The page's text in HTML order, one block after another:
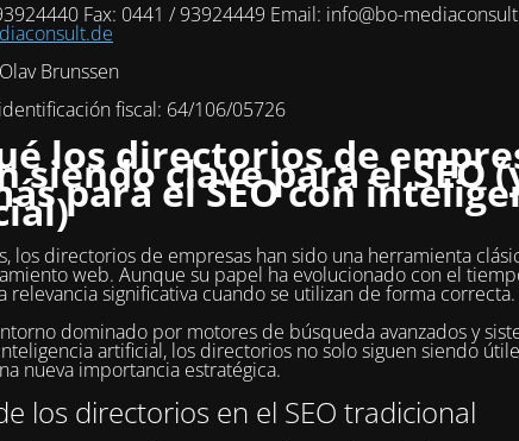
Fax: 0441 / 93924449 Email: info@bo-
Brunssen
fiscal: 64/106/05726
los directorios de
siendo clave para el SEO
para el SEO con
los directorios de empresas han sido una herramienta
web. Aunque su papel ha evolucionado con el
relevancia significativa cuando se utilizan de forma correcta.
dominado por motores de búsqueda avanzados y
artificial, los directorios no solo siguen siendo
nueva importancia estratégica.
los directorios en el SEO tradicional